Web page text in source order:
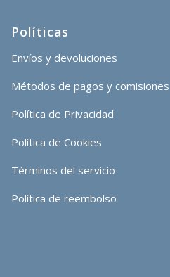
Políticas
Envíos y devoluciones
Métodos de pagos y comisiones
Política de Privacidad
Política de Cookies
Términos del servicio
Política de reembolso